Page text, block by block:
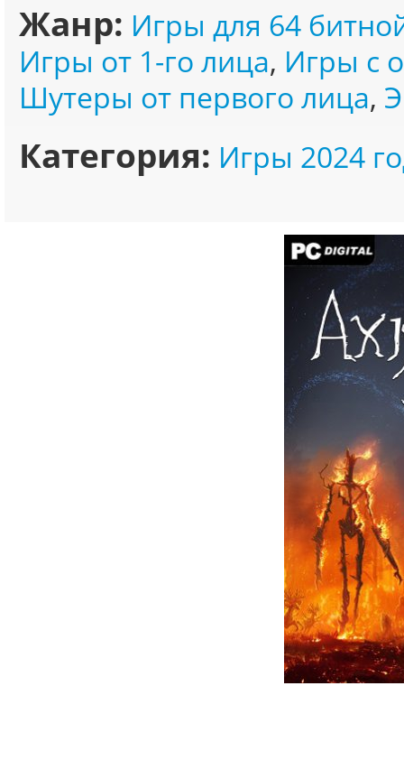
Жанр: Игры для 64
Игры от 1-го лица, Игры с
Шутеры от первого лица,
Категория: Игры 2024